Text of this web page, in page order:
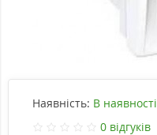
Наявність: В наявності
0 відгуків